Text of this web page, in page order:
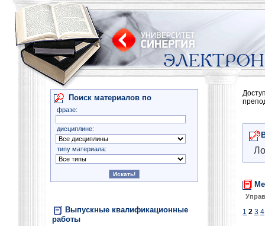
Поиск материалов по
фразе:
дисциплине:
типу материала:
Выпускные квалификационные
работы
1 2 3 4